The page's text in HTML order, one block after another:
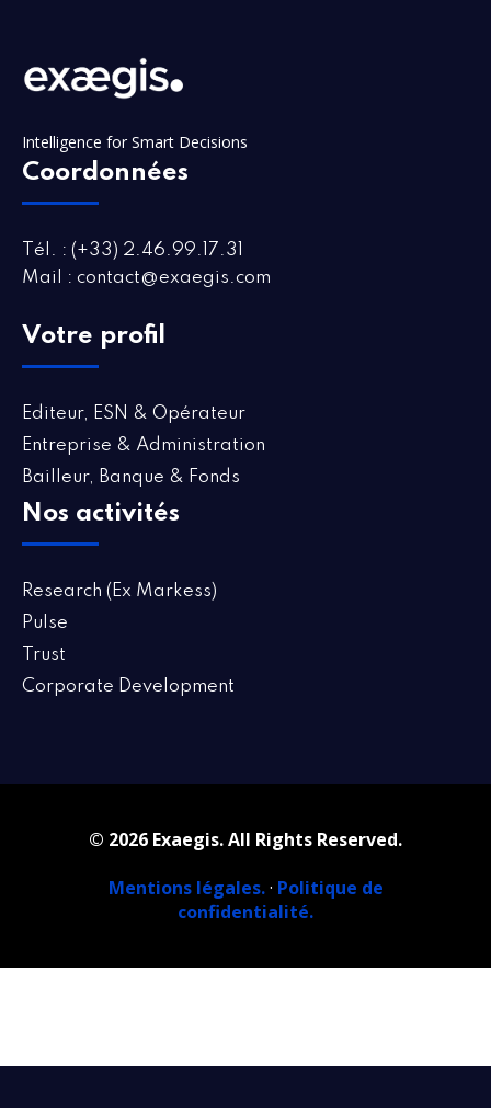
Intelligence for Smart Decisions
Coordonnées
Tél. : (+33) 2.46.99.17.31
Mail : contact@exaegis.com
Votre profil
Editeur, ESN & Opérateur
Entreprise & Administration
Bailleur, Banque & Fonds
Nos activités
Research (Ex Markess)
Pulse
Trust
Corporate Development
© 2026 Exaegis. All Rights Reserved.
Mentions légales.· Politique de
confidentialité.